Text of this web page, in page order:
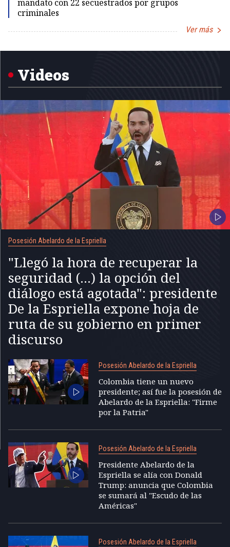
mandato con 22 secuestrados por grupos
criminales
Ver más
Videos
Posesión Abelardo de la Espriella
"Llegó la hora de recuperar la
seguridad (...) la opción del
diálogo está agotada": presidente
De la Espriella expone hoja de
ruta de su gobierno en primer
discurso
Posesión Abelardo de la Espriella
Colombia tiene un nuevo
presidente; así fue la posesión de
Abelardo de la Espriella: "Firme
por la Patria"
Posesión Abelardo de la Espriella
Presidente Abelardo de la
Espriella se alía con Donald
Trump: anuncia que Colombia
se sumará al "Escudo de las
Américas"
Posesión Abelardo de la Espriella